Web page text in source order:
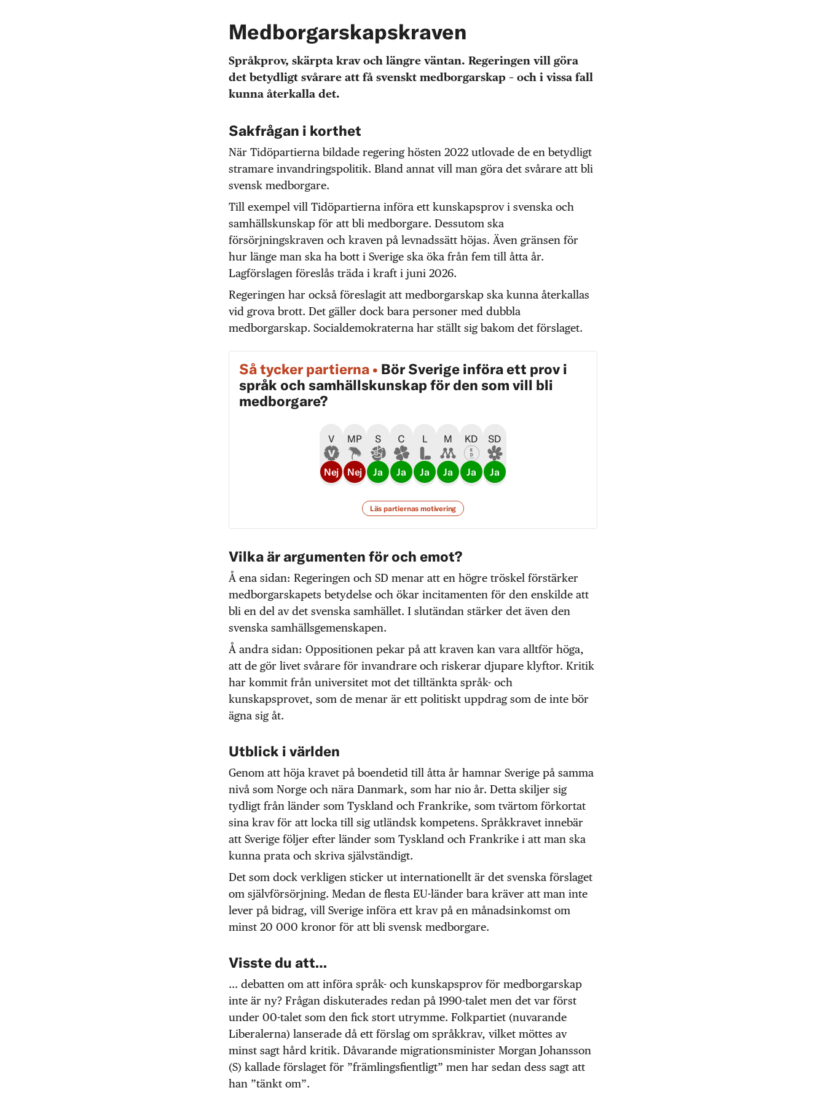
Medborgarskapskraven
Språkprov, skärpta krav och längre väntan. Regeringen vill göra
det betydligt svårare att få svenskt medborgarskap – och i vissa fall
kunna återkalla det.
Sakfrågan i korthet
När Tidöpartierna bildade regering hösten 2022 utlovade de en betydligt
stramare invandringspolitik. Bland annat vill man göra det svårare att bli
svensk medborgare.
Till exempel vill Tidöpartierna införa ett kunskapsprov i svenska och
samhällskunskap för att bli medborgare. Dessutom ska
försörjningskraven och kraven på levnadssätt höjas. Även gränsen för
hur länge man ska ha bott i Sverige ska öka från fem till åtta år.
Lagförslagen föreslås träda i kraft i juni 2026.
Regeringen har också föreslagit att medborgarskap ska kunna återkallas
vid grova brott. Det gäller dock bara personer med dubbla
medborgarskap. Socialdemokraterna har ställt sig bakom det förslaget.
Så tycker partierna • Bör Sverige införa ett prov i
språk och samhällskunskap för den som vill bli
medborgare?
V
Nej
MP
Nej
S
Ja
C
Ja
L
Ja
M
Ja
KD
Ja
SD
Ja
Läs partiernas motivering
Vilka är argumenten för och emot?
Å ena sidan: Regeringen och SD menar att en högre tröskel förstärker
medborgarskapets betydelse och ökar incitamenten för den enskilde att
bli en del av det svenska samhället. I slutändan stärker det även den
svenska samhällsgemenskapen.
Å andra sidan: Oppositionen pekar på att kraven kan vara alltför höga,
att de gör livet svårare för invandrare och riskerar djupare klyftor. Kritik
har kommit från universitet mot det tilltänkta språk- och
kunskapsprovet, som de menar är ett politiskt uppdrag som de inte bör
ägna sig åt.
Utblick i världen
Genom att höja kravet på boendetid till åtta år hamnar Sverige på samma
nivå som Norge och nära Danmark, som har nio år. Detta skiljer sig
tydligt från länder som Tyskland och Frankrike, som tvärtom förkortat
sina krav för att locka till sig utländsk kompetens. Språkkravet innebär
att Sverige följer efter länder som Tyskland och Frankrike i att man ska
kunna prata och skriva självständigt.
Det som dock verkligen sticker ut internationellt är det svenska förslaget
om självförsörjning. Medan de flesta EU-länder bara kräver att man inte
lever på bidrag, vill Sverige införa ett krav på en månadsinkomst om
minst 20 000 kronor för att bli svensk medborgare.
Visste du att…
... debatten om att införa språk- och kunskapsprov för medborgarskap
inte är ny? Frågan diskuterades redan på 1990-talet men det var först
under 00-talet som den fick stort utrymme. Folkpartiet (nuvarande
Liberalerna) lanserade då ett förslag om språkkrav, vilket möttes av
minst sagt hård kritik. Dåvarande migrationsminister Morgan Johansson
(S) kallade förslaget för ”främlingsfientligt” men har sedan dess sagt att
han ”tänkt om”.